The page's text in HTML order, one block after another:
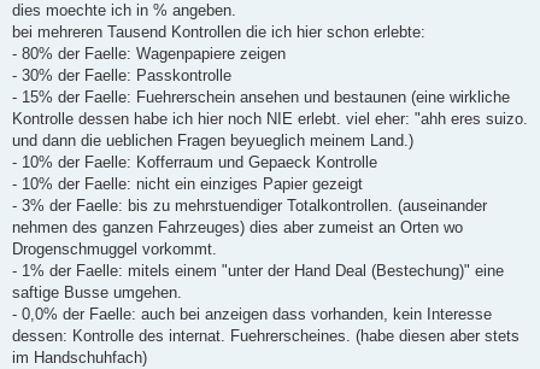
r
a
dies moechte ich in % angeben.
bei mehreren Tausend Kontrollen die ich hier schon erlebte:
- 80% der Faelle: Wagenpapiere zeigen
- 30% der Faelle: Passkontrolle
- 15% der Faelle: Fuehrerschein ansehen und bestaunen (eine wirkliche
Kontrolle dessen habe ich hier noch NIE erlebt. viel eher: "ahh eres suizo.
und dann die ueblichen Fragen beyueglich meinem Land.)
- 10% der Faelle: Kofferraum und Gepaeck Kontrolle
- 10% der Faelle: nicht ein einziges Papier gezeigt
- 3% der Faelle: bis zu mehrstuendiger Totalkontrollen. (auseinander
nehmen des ganzen Fahrzeuges) dies aber zumeist an Orten wo
Drogenschmuggel vorkommt.
- 1% der Faelle: mitels einem "unter der Hand Deal (Bestechung)" eine
saftige Busse umgehen.
- 0,0% der Faelle: auch bei anzeigen dass vorhanden, kein Interesse
dessen: Kontrolle des internat. Fuehrerscheines. (habe diesen aber stets
im Handschuhfach)